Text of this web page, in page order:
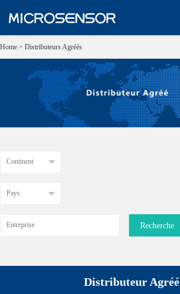
Home > Distributeurs Agréés
Distributeur Agréé